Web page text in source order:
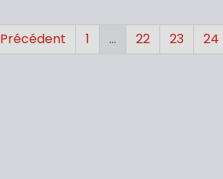
Précédent 1 … 22 23 24